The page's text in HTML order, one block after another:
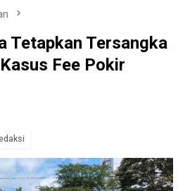
Tetapkan Tersangka
Fee Pokir